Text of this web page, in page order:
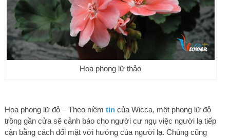
Hoa phong lữ thảo
Hoa phong lữ đỏ – Theo niềm tincủa Wicca, một phong lữ đỏ
trồng gần cửa sẽ cảnh báo cho người cư ngụ việc người lạ tiếp
cận bằng cách đối mặt với hướng của người lạ. Chúng cũng